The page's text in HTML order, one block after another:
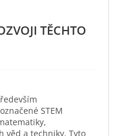
STEM
věd a techniky. Tyto